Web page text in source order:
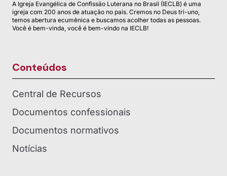
A Igreja Evangélica de Confissão Luterana no Brasil (IECLB) é uma
igreja com 200 anos de atuação no país. Cremos no Deus tri-uno,
temos abertura ecumênica e buscamos acolher todas as pessoas.
Você é bem-vinda, você é bem-vindo na IECLB!
Conteúdos
Central de Recursos
Documentos confessionais
Documentos normativos
Notícias